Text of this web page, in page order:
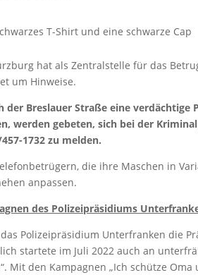
T-Shirt und eine schwarze Cap
hat als Zentralstelle für das
um Hinweise.
der Breslauer Straße eine verdächtige
werden gebeten, sich bei der
1732 zu melden.
die ihre Maschen in
anpassen.
des Polizeipräsidiums
Polizeipräsidium Unterfranken die
startete im Juli 2022 auch an
Mit den Kampagnen „Ich schütze Oma